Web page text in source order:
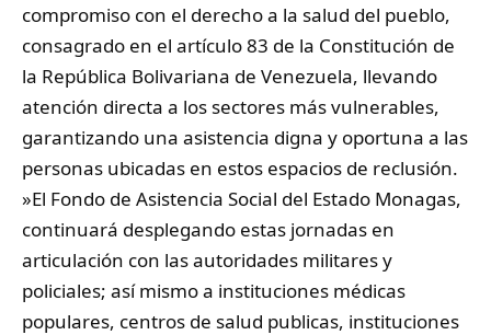
compromiso con el derecho a la salud del pueblo,
consagrado en el artículo 83 de la Constitución de
la República Bolivariana de Venezuela, llevando
atención directa a los sectores más vulnerables,
garantizando una asistencia digna y oportuna a las
personas ubicadas en estos espacios de reclusión.
‎»El Fondo de Asistencia Social del Estado Monagas,
continuará desplegando estas jornadas en
articulación con las autoridades militares y
policiales; así mismo a instituciones médicas
populares, centros de salud publicas, instituciones